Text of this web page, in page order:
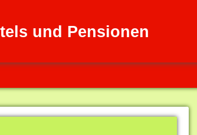
und Pensionen